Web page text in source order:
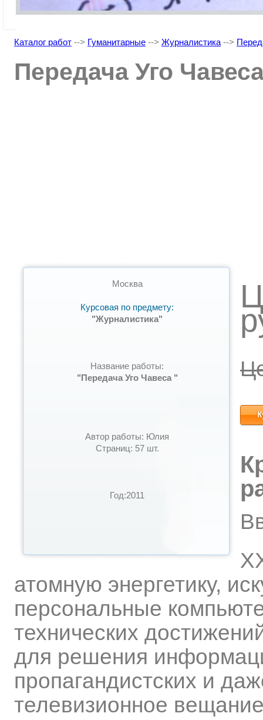
Каталог работ --> Гуманитарные --> Журналистика -->
Передача Уго
Москва
Курсовая по предмету:
"Журналистика"
Название работы:
"Передача Уго Чавеса "
Автор работы: Юлия
Страниц: 57 шт.
Год:2011
атомную энергетику,
персональные
технических
для решения
пропагандистских и
телевизионное